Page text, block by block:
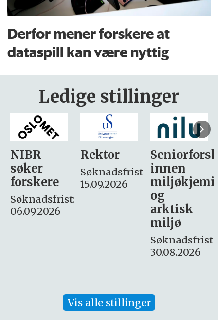
Derfor mener forskere at
dataspill kan være nyttig
Ledige stillinger
Rektor
Søknadsfrist:
15.09.2026
Seniorforsker
innen
miljøkjemi
søker
– fast
Søknadsfrist:
16. august.
Vis alle stillinger